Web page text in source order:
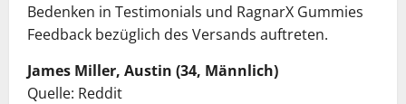
Bedenken in Testimonials und RagnarX Gummies
Feedback bezüglich des Versands auftreten.
James Miller, Austin (34, Männlich)
Quelle: Reddit